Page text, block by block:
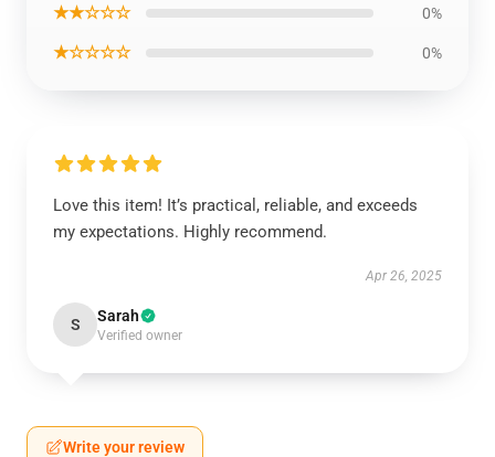
★★☆☆☆ 0%
★☆☆☆☆ 0%
Love this item! It’s practical, reliable, and exceeds
my expectations. Highly recommend.
Apr 26, 2025
S Sarah
Verified owner
Write your review